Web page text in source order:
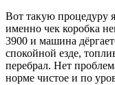
Вот такую процедуру
именно чек коробка
3900 и машина
спокойной езде,
перебрал. Нет
норме чистое и по